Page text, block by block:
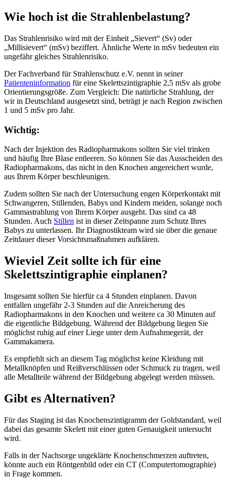
Wie hoch ist die Strahlenbelastung?
Das Strahlenrisiko wird mit der Einheit „Sievert“ (Sv) oder
„Millisievert“ (mSv) beziffert. Ähnliche Werte in mSv bedeuten ein
ungefähr gleiches Strahlenrisiko.
Der Fachverband für Strahlenschutz e.V. nennt in seiner
Patienteninformation für eine Skelettszintigraphie 2,5 mSv als grobe
Orientierungsgröße. Zum Vergleich: Die natürliche Strahlung, der
wir in Deutschland ausgesetzt sind, beträgt je nach Region zwischen
1 und 5 mSv pro Jahr.
Wichtig:
Nach der Injektion des Radiopharmakons sollten Sie viel trinken
und häufig Ihre Blase entleeren. So können Sie das Ausscheiden des
Radiopharmakons, das nicht in den Knochen angereichert wurde,
aus Ihrem Körper beschleunigen.
Zudem sollten Sie nach der Untersuchung engen Körperkontakt mit
Schwangeren, Stillenden, Babys und Kindern meiden, solange noch
Gammastrahlung von Ihrem Körper ausgeht. Das sind ca 48
Stunden. Auch Stillen ist in dieser Zeitspanne zum Schutz Ihres
Babys zu unterlassen. Ihr Diagnostikteam wird sie über die genaue
Zeitdauer dieser Vorsichtsmaßnahmen aufklären.
Wieviel Zeit sollte ich für eine
Skelettszintigraphie einplanen?
Insgesamt sollten Sie hierfür ca 4 Stunden einplanen. Davon
entfallen ungefähr 2-3 Stunden auf die Anreicherung des
Radiopharmakons in den Knochen und weitere ca 30 Minuten auf
die eigentliche Bildgebung. Während der Bildgebung liegen Sie
möglichst ruhig auf einer Liege unter dem Aufnahmegerät, der
Gammakamera.
Es empfiehlt sich an diesem Tag möglichst keine Kleidung mit
Metallknöpfen und Reißverschlüssen oder Schmuck zu tragen, weil
alle Metallteile während der Bildgebung abgelegt werden müssen.
Gibt es Alternativen?
Für das Staging ist das Knochenszintigramm der Goldstandard, weil
dabei das gesamte Skelett mit einer guten Genauigkeit untersucht
wird.
Falls in der Nachsorge ungeklärte Knochenschmerzen auftreten,
könnte auch ein Röntgenbild oder ein CT (Computertomographie)
in Frage kommen.